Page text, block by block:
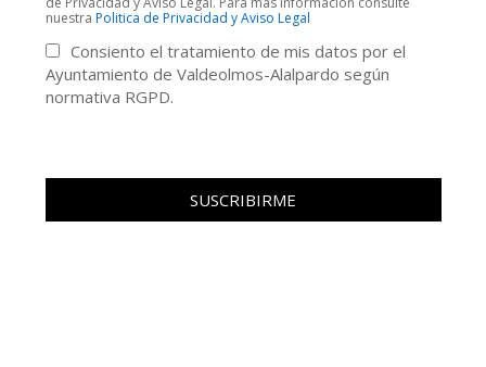
nuestra Politica de Privacidad y Aviso Legal
Consiento el tratamiento de mis datos por el
Ayuntamiento de Valdeolmos-Alalpardo según
normativa RGPD.